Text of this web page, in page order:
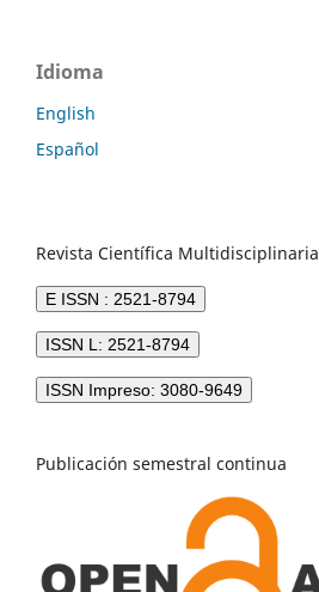
Idioma
English
Español
Revista Científica Multidisciplinaria
E ISSN : 2521-8794
ISSN L: 2521-8794
ISSN Impreso: 3080-9649
Publicación semestral continua